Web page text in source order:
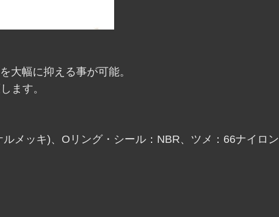
大幅に抑える事が可能。
ます。
メッキ)、Oリング・シール：NBR、ツメ：66ナイロン